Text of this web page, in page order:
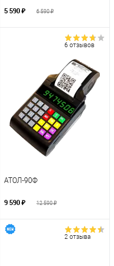
5 590 ₽ 6 590 ₽
6 отзывов
АТОЛ-90Ф
9 590 ₽ 12 590 ₽
2 отзыва